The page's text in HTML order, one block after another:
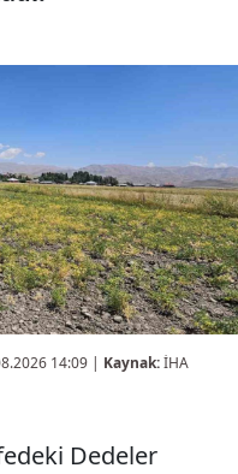
14:09 | Kaynak:İHA
Dedeler